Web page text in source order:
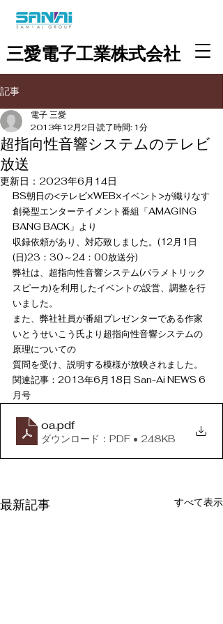
三愛電子工業株式会社
記事
超指向性音響システムのテレビ
放送
電子 三愛
2013年12月2日 読了時間: 1分
更新日： 2023年6月14日
BS朝日の<テレビ×WEB×イベント>が織りなす
創発型エンターテイメント番組「AMAGING
BANG BACK」より
収録依頼があり、対応致しました。(12月1日
(日)23：30～24：00放送分)
弊社は、超指向性音響システム(パラメトリック
スピーカ)を利用したイベントの設営、調整を行
いました。
また、弊社社員が番組プレゼンターである作家
いとうせいこう氏より超指向性音響システムの
原理についての
質問を受け、説明する模様が放映されました。
関連記事：2013年6月18日 San-Ai NEWS 6
月号
oa.pdf
ダウンロード：PDF • 248KB
最新記事 すべて表示